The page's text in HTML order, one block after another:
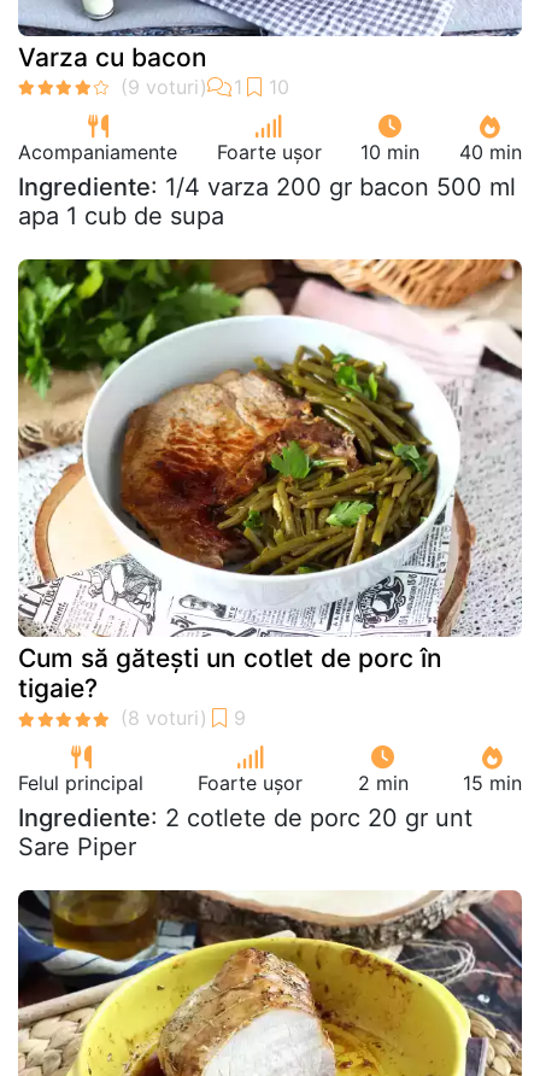
Varza cu bacon
Acompaniamente Foarte ușor 10 min 40 min
Ingrediente: 1/4 varza 200 gr bacon 500 ml
apa 1 cub de supa
Cum să gătești un cotlet de porc în
tigaie?
Felul principal Foarte ușor 2 min 15 min
Ingrediente: 2 cotlete de porc 20 gr unt
Sare Piper